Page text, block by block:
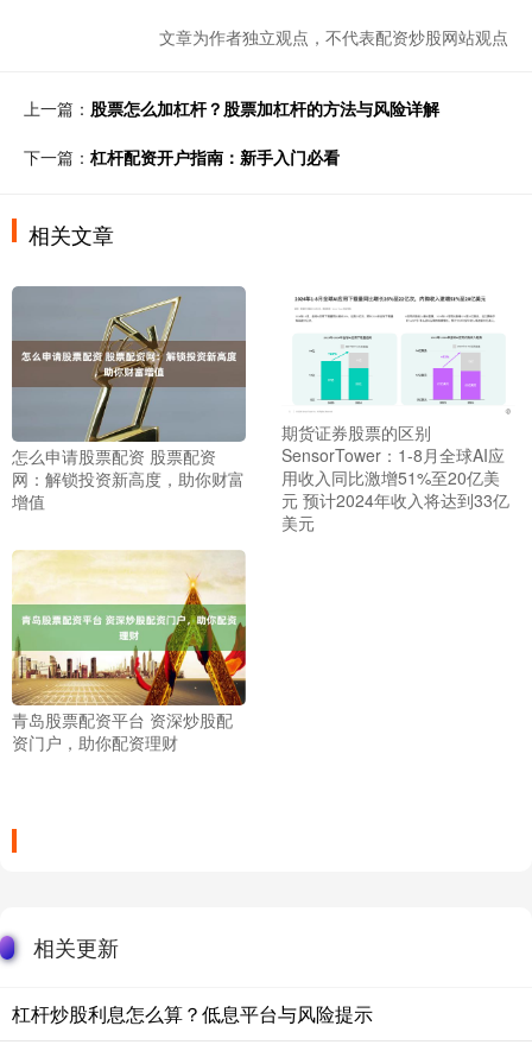
文章为作者独立观点，不代表配资炒股网站观点
上一篇： 股票怎么加杠杆？股票加杠杆的方法与风险详解
下一篇： 杠杆配资开户指南：新手入门必看
相关文章
怎么申请股票配资 股票配资
网：解锁投资新高度，助你财富
增值
期货证券股票的区别
SensorTower：1-8月全球AI应
用收入同比激增51%至20亿美
元 预计2024年收入将达到33亿
美元
青岛股票配资平台 资深炒股配
资门户，助你配资理财
相关更新
杠杆炒股利息怎么算？低息平台与风险提示